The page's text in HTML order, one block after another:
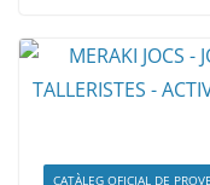
CATÀLEG OFICIAL DE